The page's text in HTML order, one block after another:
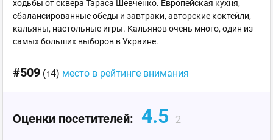
ходьбы от сквера Тараса Шевченко. Европейская кухня,
сбалансированные обеды и завтраки, авторские коктейли,
кальяны, настольные игры. Кальянов очень много, один из
самых больших выборов в Украине.
#509 (↑4) место в рейтинге внимания
Оценки посетителей: 4.5 2